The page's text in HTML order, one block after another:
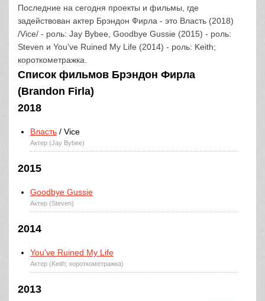
Последние на сегодня проекты и фильмы, где
задействован актер Брэндон Фирла - это Власть (2018)
/Vice/ - роль: Jay Bybee, Goodbye Gussie (2015) - роль:
Steven и You've Ruined My Life (2014) - роль: Keith;
короткометражка.
Список фильмов Брэндон Фирла
(Brandon Firla)
2018
Власть / Vice
Актер (Jay Bybee)
2015
Goodbye Gussie
Актер (Steven)
2014
You've Ruined My Life
Актер (Keith; короткометражка)
2013